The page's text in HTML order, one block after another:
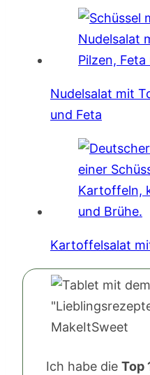
Nudelsalat mit
und Feta
Kartoffelsalat
Ich habe die Top